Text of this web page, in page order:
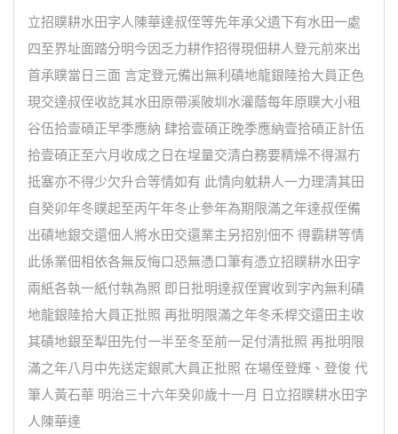
立招贌耕水田字人陳華達叔侄等先年承父遺下有水田一處
四至界址面踏分明今因乏力耕作招得現佃耕人登元前來出
首承贌當日三面 言定登元備出無利磧地龍銀陸拾大員正色
現交達叔侄收訖其水田原帶溪陂圳水灌蔭每年原贌大小租
谷伍拾壹碩正早季應納 肆拾壹碩正晚季應納壹拾碩正計伍
拾壹碩正至六月收成之日在埕量交清白務要精燥不得濕冇
抵塞亦不得少欠升合等情如有 此情向躭耕人一力理清其田
自癸卯年冬贌起至丙午年冬止參年為期限滿之年達叔侄備
出磧地銀交還佃人將水田交還業主另招別佃不 得霸耕等情
此係業佃相依各無反悔口恐無憑口筆有憑立招贌耕水田字
兩紙各執一紙付執為照 即日批明達叔侄實收到字內無利磧
地龍銀陸拾大員正批照 再批明限滿之年冬禾桿交還田主收
其磧地銀至犁田先付一半至冬至前一足付清批照 再批明限
滿之年八月中先送定銀貳大員正批照 在場侄登輝、登俊 代
筆人黃石華 明治三十六年癸卯歲十一月 日立招贌耕水田字
人陳華達